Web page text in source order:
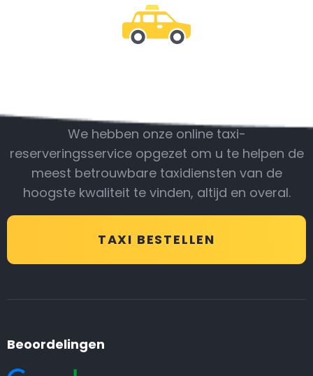
We hebben onze online taxi-
reserveringsservice opgezet om u te helpen de
meest betrouwbare taxidiensten van de
hoogste kwaliteit te vinden, altijd en overal.
TAXI BESTELLEN
Beoordelingen